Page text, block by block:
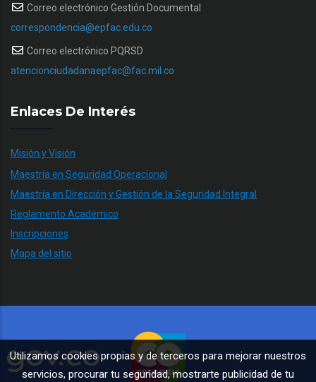
Correo electrónico Gestión Documental
correspondencia@epfac.edu.co
Correo electrónico PQRSD
atencionciudadanaepfac@fac.mil.co
Enlaces De Interés
Misión y Visión
Maestría en Seguridad Operacional
Maestría en Dirección y Gestión de la Seguridad Integral
Reglamento Académico
Inscripciones
Mapa del sitio
Utilizamos cookies propias y de terceros para mejorar nuestros
servicios, procurar tu seguridad, mostrarte publicidad de tu